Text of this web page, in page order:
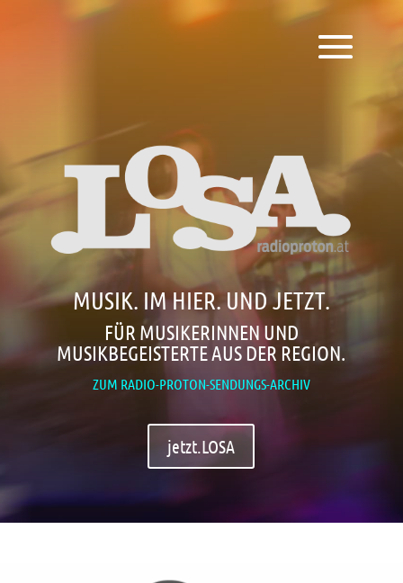
MUSIK. IM HIER. UND JETZT.
FÜR MUSIKERINNEN UND
MUSIKBEGEISTERTE AUS DER REGION.
ZUM RADIO-PROTON-SENDUNGS-ARCHIV
jetzt.LOSA